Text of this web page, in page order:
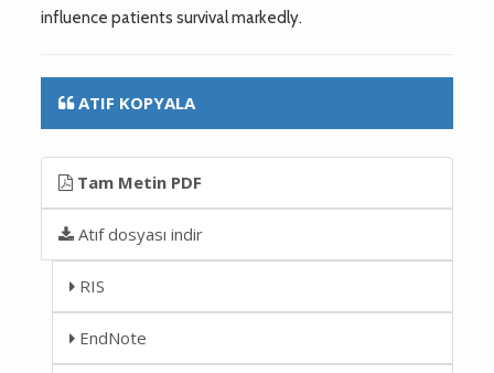
influence patients survival markedly.
ATIF KOPYALA
Tam Metin PDF
Atıf dosyası indir
RIS
EndNote